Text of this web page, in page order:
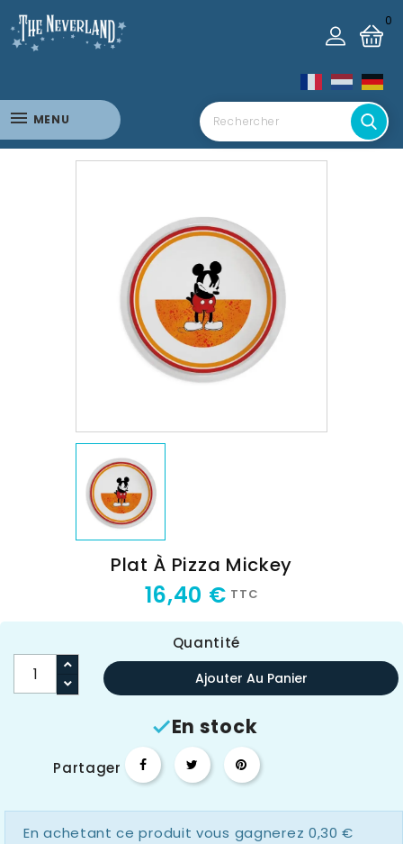
0
MENU
Plat À Pizza Mickey
16,40 € TTC
Quantité
Ajouter Au Panier
En stock
Partager
En achetant ce produit vous gagnerez 0,30 €